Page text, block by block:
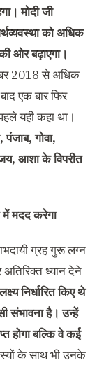
मोदी जी
को अधिक
ओर बढ़ाएगा।
2018 से अधिक
एक बार फिर
यही कहा था।
पंजाब, गोवा,
आशा के विपरीत
में मदद करेगा
ग्रह गुरू लग्‍न
ध्‍यान देने
निर्धारित किए थे
संभावना है। उन्‍हें
होगा बल्कि वे कई
के साथ भी उनके